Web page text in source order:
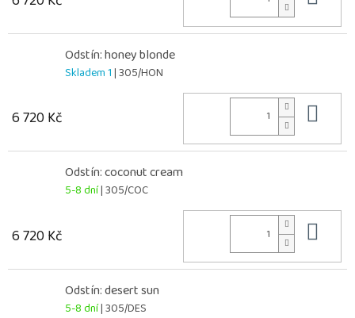
Odstín: honey blonde
Skladem 1| 305/HON
6 720 Kč
Odstín: coconut cream
5-8 dní| 305/COC
6 720 Kč
Odstín: desert sun
5-8 dní| 305/DES